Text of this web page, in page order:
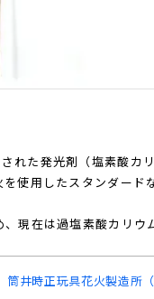
れた発光剤（塩素酸
使用したスタンダード
現在は過塩素酸カリウ
筒井時正玩具花火製造所